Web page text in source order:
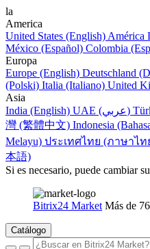
la
America
United States (English) América
México (Español) Colombia
Europa
Europe (English) Deutschland
(Polski) Italia (Italiano) United
Asia
India (English)
UAE (عربي)
灣 (繁體中文) Indonesia
Melayu) ประเทศไทย (ภาษาไท
本語)
Si es necesario, puede cambiar
Bitrix24 Market Más de
Catálogo